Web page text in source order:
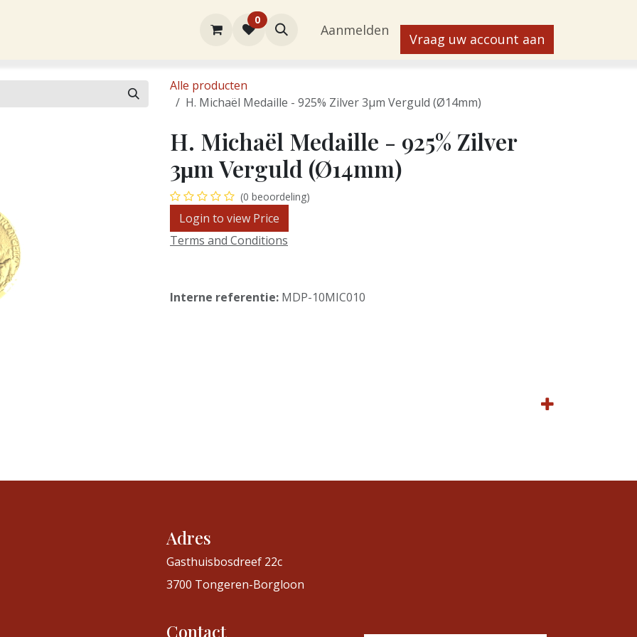
Contact
0
Aanmelden
Vraag uw account aan
Alle producten
H. Michaël Medaille - 925% Zilver 3μm Verguld (Ø14mm)
H. Michaël Medaille - 925% Zilver
3μm Verguld (Ø14mm)
(0 beoordeling)
Login to view Price
Terms and Conditions
Interne referentie: MDP-10MIC010
Adres
Gasthuisbosdreef 22c
3700 Tongeren-Borgloon
Contact